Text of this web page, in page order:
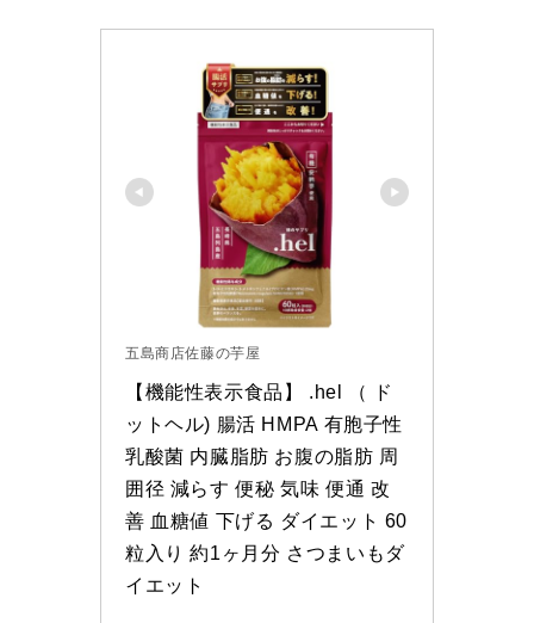
五島商店佐藤の芋屋
【機能性表示食品】 .hel （ ド
ットヘル) 腸活 HMPA 有胞子性
乳酸菌 内臓脂肪 お腹の脂肪 周
囲径 減らす 便秘 気味 便通 改
善 血糖値 下げる ダイエット 60
粒入り 約1ヶ月分 さつまいもダ
イエット